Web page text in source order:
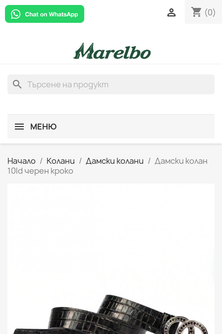
shopping_cart (0)

search
МЕНЮ
Начало Колани Дамски колани
Дамски колан
10ld черен кроко